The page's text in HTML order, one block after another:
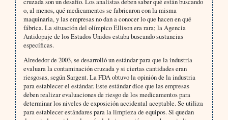
o, al menos, qué medicamentos se fabricaron con la misma
maquinaria, y las empresas no dan a conocer lo que hacen en qué
fábrica. La situación del olímpico Ellison era rara; la Agencia
Antidopaje de los Estados Unidos estaba buscando sustancias
específicas.
Alrededor de 2003, se desarrolló un estándar para que la industria
evaluara la contaminación cruzada y si ciertas cantidades eran
riesgosas, según Sargent. La FDA obtuvo la opinión de la industria
para establecer el estándar. Este estándar dice que las empresas
deben realizar evaluaciones de riesgo de los medicamentos para
determinar los niveles de exposición accidental aceptable. Se utiliza
para establecer estándares para la limpieza de equipos. Si quedan